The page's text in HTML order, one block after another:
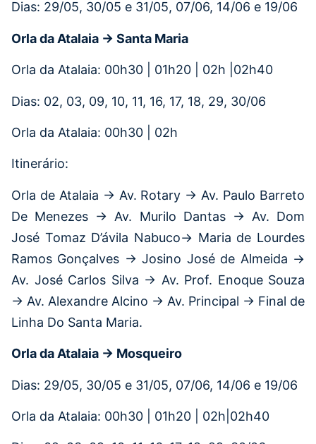
Dias: 29/05, 30/05 e 31/05, 07/06, 14/06 e 19/06
Orla da Atalaia → Santa Maria
Orla da Atalaia: 00h30 | 01h20 | 02h |02h40
Dias: 02, 03, 09, 10, 11, 16, 17, 18, 29, 30/06
Orla da Atalaia: 00h30 | 02h
Itinerário:
Orla de Atalaia → Av. Rotary → Av. Paulo Barreto
De Menezes → Av. Murilo Dantas → Av. Dom
José Tomaz D’ávila Nabuco→ Maria de Lourdes
Ramos Gonçalves → Josino José de Almeida →
Av. José Carlos Silva → Av. Prof. Enoque Souza
→ Av. Alexandre Alcino → Av. Principal → Final de
Linha Do Santa Maria.
Orla da Atalaia → Mosqueiro
Dias: 29/05, 30/05 e 31/05, 07/06, 14/06 e 19/06
Orla da Atalaia: 00h30 | 01h20 | 02h|02h40